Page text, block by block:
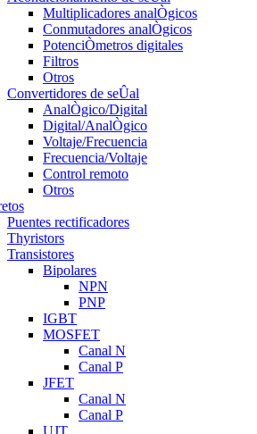
Multiplicadores analÒgicos
Conmutadores analÒgicos
PotenciÒmetros digitales
Filtros
Otros
Convertidores de seÛal
AnalÒgico/Digital
Digital/AnalÒgico
Voltaje/Frecuencia
Frecuencia/Voltaje
Control remoto
Otros
Puentes rectificadores
Thyristors
Transistores
Bipolares
NPN
PNP
IGBT
MOSFET
Canal N
Canal P
JFET
Canal N
Canal P
UJT